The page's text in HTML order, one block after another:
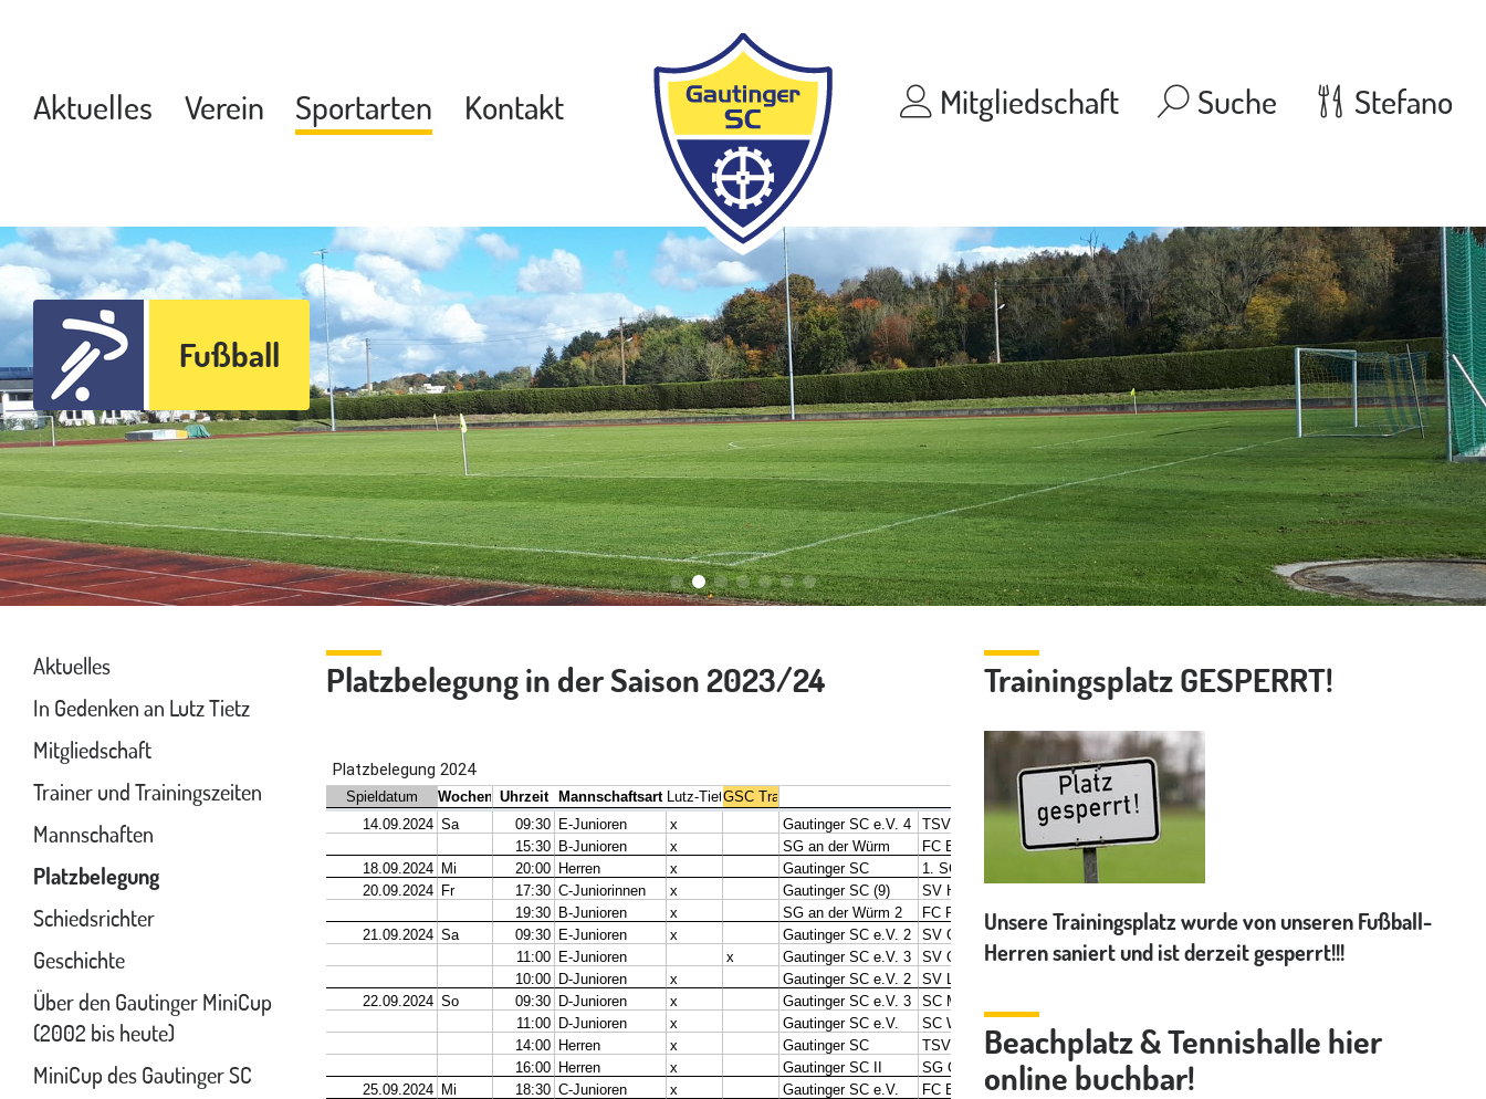
Aktuelles Verein Sportarten Kontakt Mitgliedschaft Suche Stefano
Fußball
Aktuelles
In Gedenken an Lutz Tietz
Mitgliedschaft
Trainer und Trainingszeiten
Mannschaften
Platzbelegung
Schiedsrichter
Geschichte
Über den Gautinger MiniCup
(2002 bis heute)
MiniCup des Gautinger SC
Platzbelegung in der Saison 2023/24 Trainingsplatz GESPERRT!
Unsere Trainingsplatz wurde von unseren Fußball-
Herren saniert und ist derzeit gesperrt!!!
Beachplatz & Tennishalle hier
online buchbar!